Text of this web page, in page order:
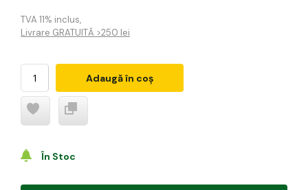
TVA 11% inclus,
Livrare GRATUITĂ >250 lei
Adaugă în coș
În Stoc